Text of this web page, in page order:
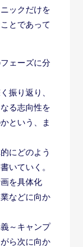
ックだけを
とであって
ェーズに分
振り返り、
る志向性を
という、ま
にどのよう
いていく。
を具体化
などに向か
～キャンプ
ら次に向か